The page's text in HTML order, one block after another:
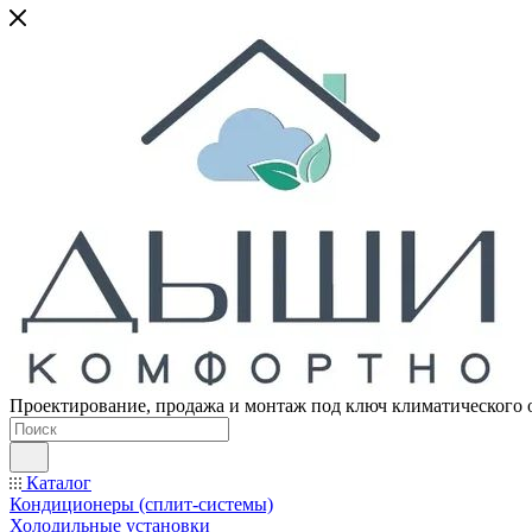
Проектирование, продажа и монтаж под ключ климатического
Каталог
Кондиционеры (сплит-системы)
Холодильные установки